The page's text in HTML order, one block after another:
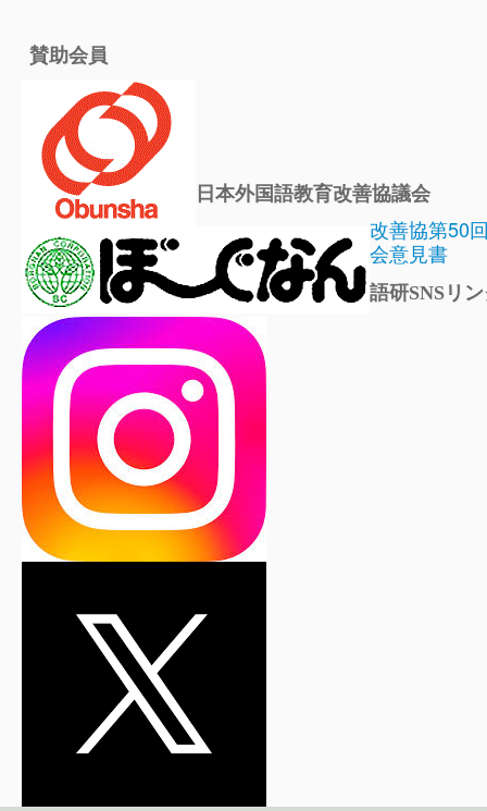
賛助会員
日本外国語教育改善協議会
改善協第50
会意見書
語研SNSリ